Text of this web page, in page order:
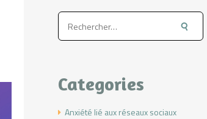
Rechercher :
Categories
Anxiété lié aux réseaux sociaux